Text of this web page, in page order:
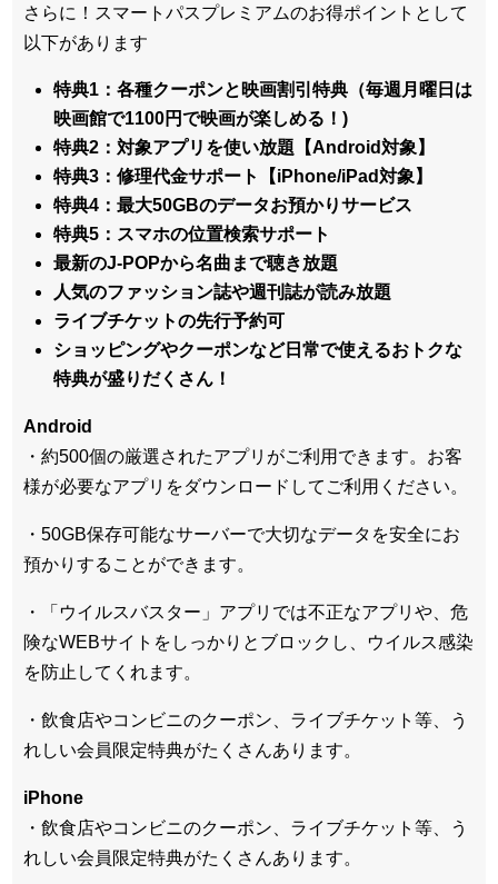
さらに！スマートパスプレミアムのお得ポイントとして
以下があります
特典1：各種クーポンと映画割引特典（毎週月曜日は
映画館で1100円で映画が楽しめる！)
特典2：対象アプリを使い放題【Android対象】
特典3：修理代金サポート【iPhone/iPad対象】
特典4：最大50GBのデータお預かりサービス
特典5：スマホの位置検索サポート
最新のJ-POPから名曲まで聴き放題
人気のファッション誌や週刊誌が読み放題
ライブチケットの先行予約可
ショッピングやクーポンなど日常で使えるおトクな
特典が盛りだくさん！
Android
・約500個の厳選されたアプリがご利用できます。お客
様が必要なアプリをダウンロードしてご利用ください。
・50GB保存可能なサーバーで大切なデータを安全にお
預かりすることができます。
・「ウイルスバスター」アプリでは不正なアプリや、危
険なWEBサイトをしっかりとブロックし、ウイルス感染
を防止してくれます。
・飲食店やコンビニのクーポン、ライブチケット等、う
れしい会員限定特典がたくさんあります。
iPhone
・飲食店やコンビニのクーポン、ライブチケット等、う
れしい会員限定特典がたくさんあります。